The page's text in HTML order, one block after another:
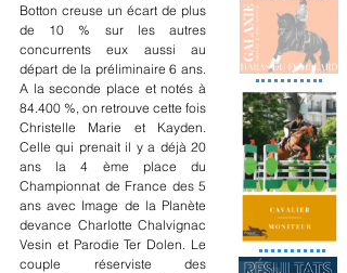
Botton creuse un écart de plus
de 10 % sur les autres
concurrents eux aussi au
départ de la préliminaire 6 ans.
A la seconde place et notés à
84.400 %, on retrouve cette fois
Christelle Marie et Kayden.
Celle qui prenait il y a déjà 20
ans la 4 ème place du
Championnat de France des 5
ans avec Image de la Planète
devance Charlotte Chalvignac
Vesin et Parodie Ter Dolen. Le
couple réserviste des